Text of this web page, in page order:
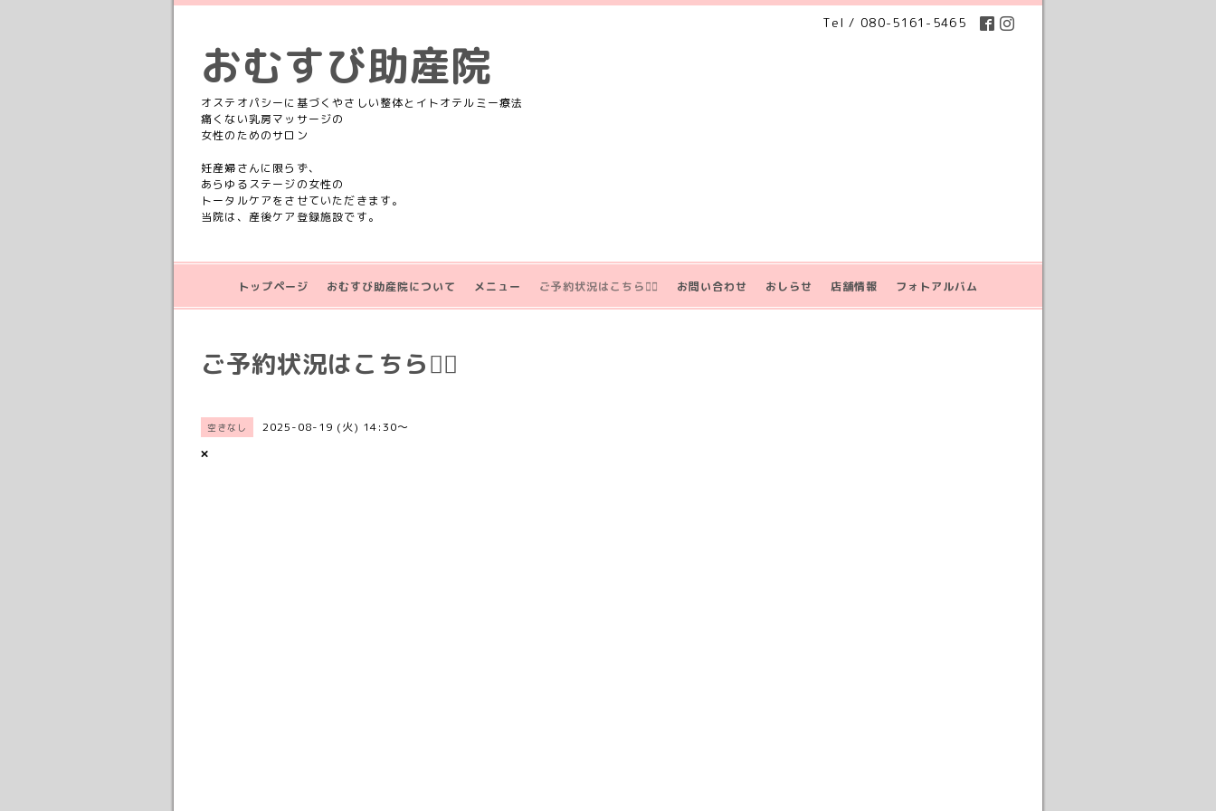
Tel / 080-5161-5465
おむすび助産院
オステオパシーに基づくやさしい整体とイトオテルミー療法
痛くない乳房マッサージの
女性のためのサロン
妊産婦さんに限らず、
あらゆるステージの女性の
トータルケアをさせていただきます。
当院は、産後ケア登録施設です。
トップページ おむすび助産院について メニュー ご予約状況はこちら💁‍♀️ お問い合わせ おしらせ 店舗情報 フォトアルバム
ご予約状況はこちら💁‍♀️
空きなし 2025-08-19 (火) 14:30～
×